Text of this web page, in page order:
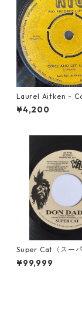
Laurel Aitken -
et Us Go【7-21779
¥4,200
Super Cat（スー
ト） - Don Dada
¥99,999